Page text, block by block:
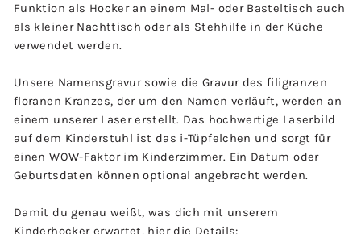
Funktion als Hocker an einem Mal- oder Basteltisch auch
als kleiner Nachttisch oder als Stehhilfe in der Küche
verwendet werden.
Unsere Namensgravur sowie die Gravur des filigranzen
floranen Kranzes, der um den Namen verläuft, werden an
einem unserer Laser erstellt. Das hochwertige Laserbild
auf dem Kinderstuhl ist das i-Tüpfelchen und sorgt für
einen WOW-Faktor im Kinderzimmer. Ein Datum oder
Geburtsdaten können optional angebracht werden.
Damit du genau weißt, was dich mit unserem
Kinderhocker erwartet, hier die Details: